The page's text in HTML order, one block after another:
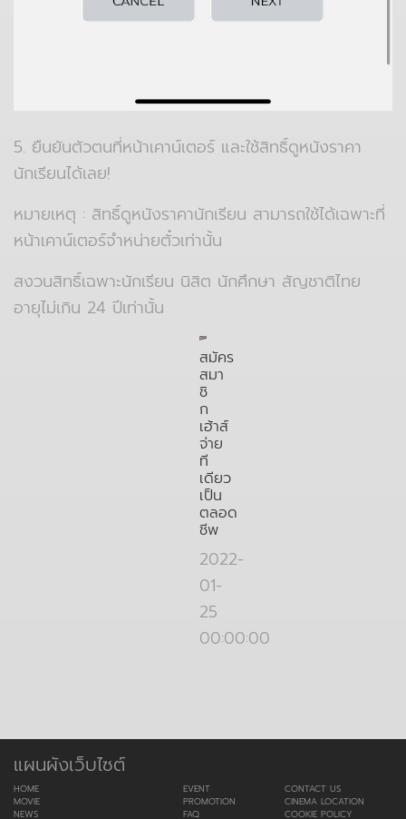
5. ยืนยันตัวตนที่หน้าเคาน์เตอร์ และใช้สิทธิ์ดูหนังราคา
นักเรียนได้เลย!
หมายเหตุ : สิทธิ์ดูหนังราคานักเรียน สามารถใช้ได้เฉพาะที่
หน้าเคาน์เตอร์จำหน่ายตั๋วเท่านั้น
สงวนสิทธิ์เฉพาะนักเรียน นิสิต นักศึกษา สัญชาติไทย
อายุไม่เกิน 24 ปีเท่านั้น
สมัคร
สมา
ชิ
ก
เฮ้าส์
จ่าย
ที
เดียว
เป็น
ตลอด
ชีพ
2022-
01-
25
00:00:00
แผนผังเว็บไซต์
HOME
MOVIE
NEWS
EVENT
PROMOTION
FAQ
CONTACT US
CINEMA LOCATION
COOKIE POLICY